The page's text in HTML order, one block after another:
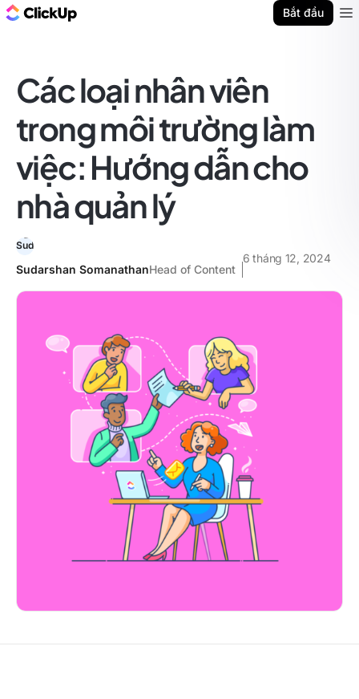
Bắt đầu
Các loại nhân viên
trong môi trường làm
việc: Hướng dẫn cho
nhà quản lý
Sudarshan SomanathanHead of Content
6 tháng 12, 2024